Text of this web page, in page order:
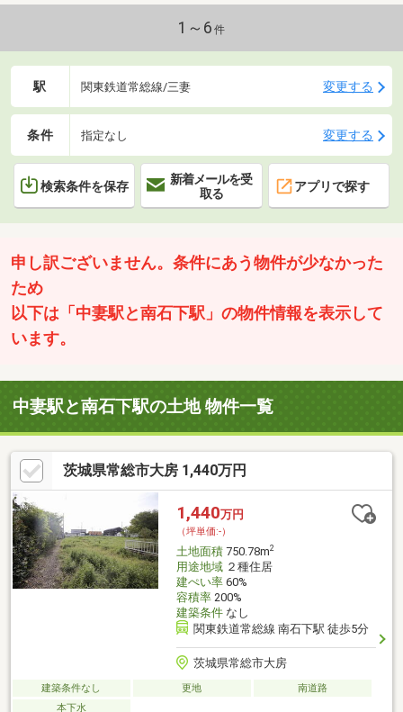
1～6 件
駅 関東鉄道常総線/三妻 変更する
条件 指定なし 変更する
検索条件を保存
新着メールを受
取る
アプリで探す
申し訳ございません。条件にあう物件が少なかった
ため
以下は「中妻駅と南石下駅」の物件情報を表示して
います。
中妻駅と南石下駅の土地 物件一覧
茨城県常総市大房 1,440万円
1,440万円
（坪単価:-）
土地面積750.78m2
用途地域２種住居
建ぺい率60%
容積率200%
建築条件なし
関東鉄道常総線 南石下駅 徒歩5分
茨城県常総市大房
建築条件なし 更地
南道路
本下水